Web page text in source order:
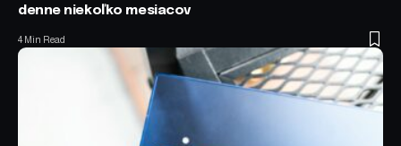
denne niekoľko mesiacov
4 Min Read